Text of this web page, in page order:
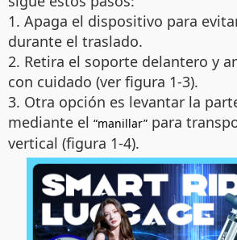
1. Apaga el dispositivo para
durante el traslado.
2. Retira el soporte delantero y
con cuidado (ver figura 1-3).
3. Otra opción es levantar la
mediante el “manillar” para
vertical (figura 1-4).